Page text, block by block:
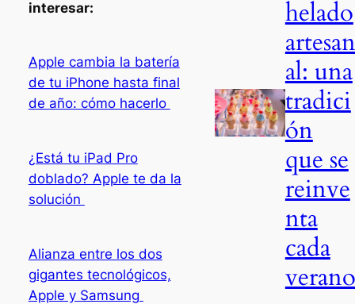
interesar:
Apple cambia la batería
de tu iPhone hasta final
de año: cómo hacerlo
¿Está tu iPad Pro
doblado? Apple te da la
solución
Alianza entre los dos
gigantes tecnológicos,
Apple y Samsung
helado
artesan
al: una
tradici
ón
que se
reinve
nta
cada
verano